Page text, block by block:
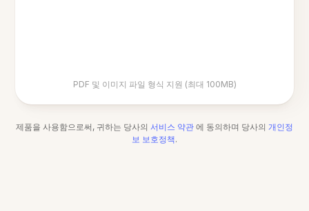
PDF 및 이미지 파일 형식 지원 (최대 100MB)
제품을 사용함으로써, 귀하는 당사의 서비스 약관 에 동의하며 당사의 개인정
보 보호정책.